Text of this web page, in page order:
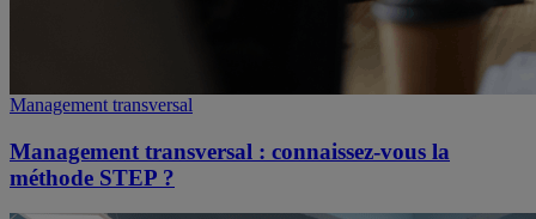
Management transversal
Management transversal : connaissez-vous la
méthode STEP ?